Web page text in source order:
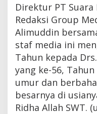
Direktur PT
Redaksi Group
Alimuddin
staf media ini
Tahun kepada
yang ke-56,
umur dan
besarnya di
Ridha Allah SWT.